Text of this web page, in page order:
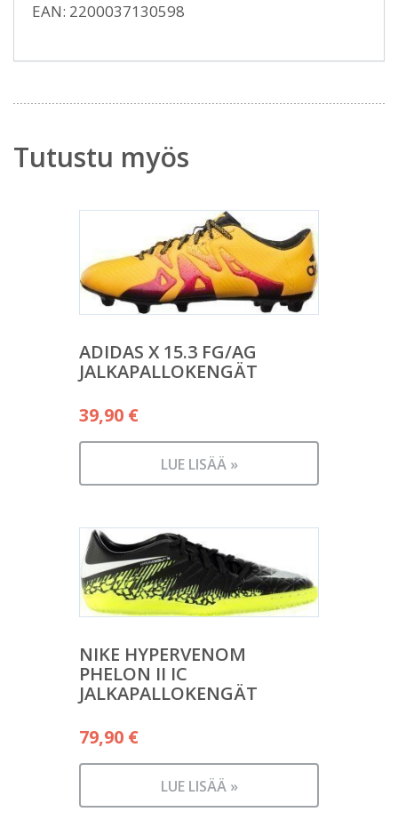
EAN: 2200037130598
Tutustu myös
ADIDAS X 15.3 FG/AG
JALKAPALLOKENGÄT
39,90 €
LUE LISÄÄ »
NIKE HYPERVENOM
PHELON II IC
JALKAPALLOKENGÄT
79,90 €
LUE LISÄÄ »